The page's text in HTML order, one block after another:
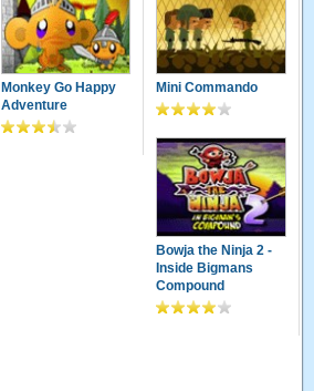
Monkey Go Happy
Adventure
Mini Commando
Bowja the Ninja 2 -
Inside Bigmans
Compound